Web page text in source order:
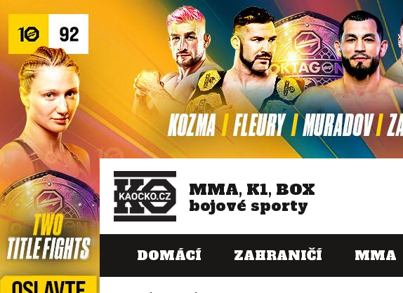
MMA, K1, BOX
bojové sporty
DOMÁCÍ ZAHRANIČÍ MMA